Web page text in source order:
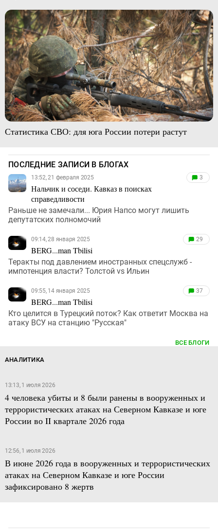
Статистика СВО: для юга России потери растут
ПОСЛЕДНИЕ ЗАПИСИ В БЛОГАХ
13:52, 21 февраля 2025
Нальчик и соседи. Кавказ в поисках
справедливости
3
Раньше не замечали... Юрия Напсо могут лишить
депутатских полномочий
09:14, 28 января 2025
BERG...man Tbilisi
29
Теракты под давлением иностранных спецслужб -
импотенция власти? Толстой vs Ильин
09:55, 14 января 2025
BERG...man Tbilisi
37
Кто целится в Турецкий поток? Как ответит Москва на
атаку ВСУ на станцию "Русская"
ВСЕ БЛОГИ
АНАЛИТИКА
13:13, 1 июля 2026
4 человека убиты и 8 были ранены в вооруженных и
террористических атаках на Северном Кавказе и юге
России во II квартале 2026 года
12:56, 1 июля 2026
В июне 2026 года в вооруженных и террористических
атаках на Северном Кавказе и юге России
зафиксировано 8 жертв